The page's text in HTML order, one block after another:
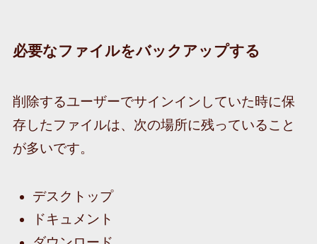
必要なファイルをバックアップする
削除するユーザーでサインインしていた時に保
存したファイルは、次の場所に残っていること
が多いです。
デスクトップ
ドキュメント